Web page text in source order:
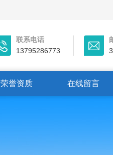
联系电话
13795286773
荣誉资质 在线留言